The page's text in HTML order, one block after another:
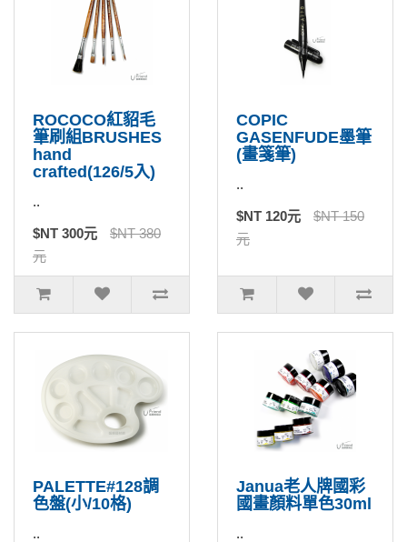
ROCOCO紅貂毛
筆刷組BRUSHES
hand
crafted(126/5入)
..
$NT 300元
$NT 380
元
COPIC
GASENFUDE墨筆
(畫箋筆)
..
$NT 120元
$NT 150
元
PALETTE#128調
色盤(小/10格)
..
Janua老人牌國彩
國畫顏料單色30ml
..